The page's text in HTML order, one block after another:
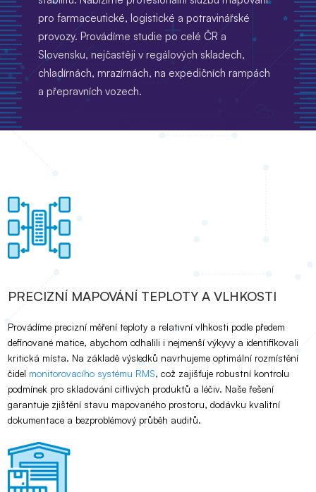
pro farmaceutické, logistické a potravinářské
provozy. Provádíme studie po celé ČR a
Slovensku, nejčastěji v regálových skladech,
chladírnách, mrazírnách, na expedičních rampách
a přepravních vozech.
PRECIZNÍ MAPOVÁNÍ TEPLOTY A VLHKOSTI
Provádíme precizní měření teploty a relativní vlhkosti podle předem
definované matice, abychom odhalili i nejmenší výkyvy a identifikovali
kritická místa. Na základě výsledků navrhujeme optimální rozmístění
čidel monitorovacího systému RMS, což zajišťuje robustní kontrolu
podmínek pro skladování citlivých produktů a léčiv. Naše řešení
garantuje zjištění stavu mapovaného prostoru, dodávku kvalitní
dokumentace a bezproblémový průběh auditů.